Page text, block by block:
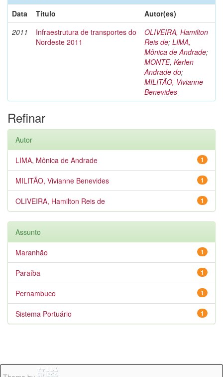
Data
Título
Autor(es)
2011
Infraestrutura de transportes do
Nordeste 2011
OLIVEIRA, Hamilton
Reis de; LIMA,
Mônica de Andrade;
MONTE, Kerlen
Andrade do;
MILITÃO, Vivianne
Benevides
Refinar
Autor
1
LIMA, Mônica de Andrade
1
MILITÃO, Vivianne Benevides
1
OLIVEIRA, Hamilton Reis de
Assunto
1
Maranhão
1
Paraíba
1
Pernambuco
1
Sistema Portuário